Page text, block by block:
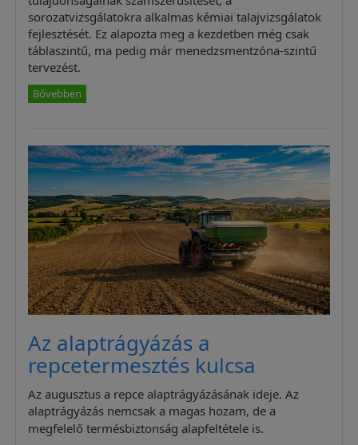
sorozatvizsgálatokra alkalmas kémiai talajvizsgálatok
fejlesztését. Ez alapozta meg a kezdetben még csak
táblaszintű, ma pedig már menedzsmentzóna-szintű
tervezést.
Bővebben
Az alaptrágyázás a
repcetermesztés kulcsa
Az augusztus a repce alaptrágyázásának ideje. Az
alaptrágyázás nemcsak a magas hozam, de a
megfelelő termésbiztonság alapfeltétele is.